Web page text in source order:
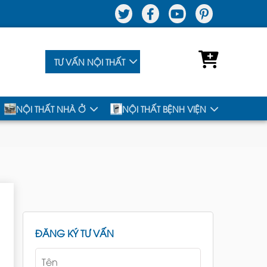
TƯ VẤN NỘI THẤT
NỘI THẤT NHÀ Ở NỘI THẤT BỆNH VIỆN
ĐĂNG KÝ TƯ VẤN